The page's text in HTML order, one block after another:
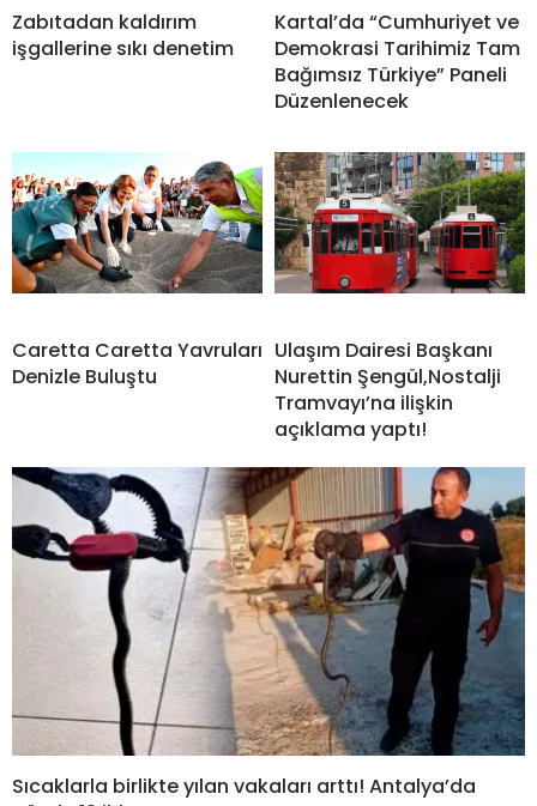
Zabıtadan kaldırım
işgallerine sıkı denetim
Kartal’da “Cumhuriyet ve
Demokrasi Tarihimiz Tam
Bağımsız Türkiye” Paneli
Düzenlenecek
Caretta Caretta Yavruları
Denizle Buluştu
Ulaşım Dairesi Başkanı
Nurettin Şengül,Nostalji
Tramvayı’na ilişkin
açıklama yaptı!
Sıcaklarla birlikte yılan vakaları arttı! Antalya’da